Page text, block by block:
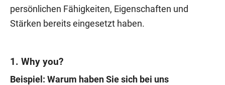
persönlichen Fähigkeiten, Eigenschaften und
Stärken bereits eingesetzt haben.
1. Why you?
Beispiel: Warum haben Sie sich bei uns